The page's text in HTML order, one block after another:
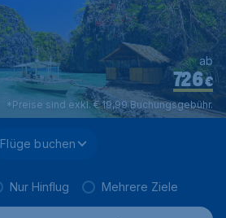
€
726
ab
*Preise sind exkl. € 19,99 Buchungsgebühr.
Flüge buchen
Nur Hinflug Mehrere Ziele